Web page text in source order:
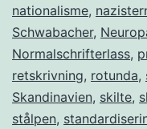
nationalisme,
Schwabacher,
Normalschrifterlass,
retskrivning, rotunda,
Skandinavien, skilte,
stålpen,